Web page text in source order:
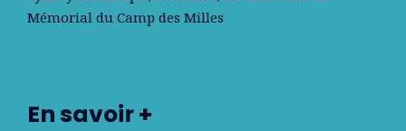
Mémorial du Camp des Milles
En savoir +